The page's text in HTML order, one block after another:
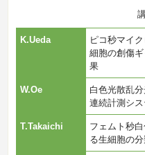
K.Ueda
ピコ秒マイ
細胞の創傷
果
W.Oe
白色光散乱
連続計測シ
T.Takaichi
フェムト秒
る生細胞の